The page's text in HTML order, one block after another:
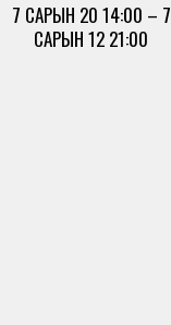
7 САРЫН 20 14:00 – 7
САРЫН 12 21:00